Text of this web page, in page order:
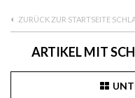
ZURÜCK ZUR STARTSEITE
ARTIKEL MIT